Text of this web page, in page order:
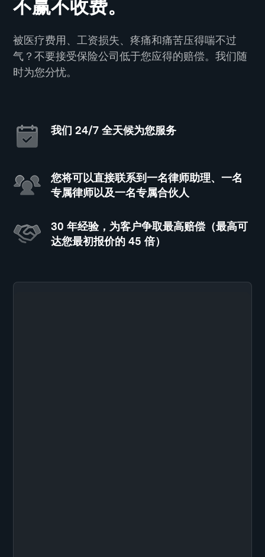
不赢不收费。
被医疗费用、工资损失、疼痛和痛苦压得喘不过
气？不要接受保险公司低于您应得的赔偿。我们随
时为您分忧。
我们 24/7 全天候为您服务
您将可以直接联系到一名律师助理、一名
专属律师以及一名专属合伙人
30 年经验，为客户争取最高赔偿（最高可
达您最初报价的 45 倍）